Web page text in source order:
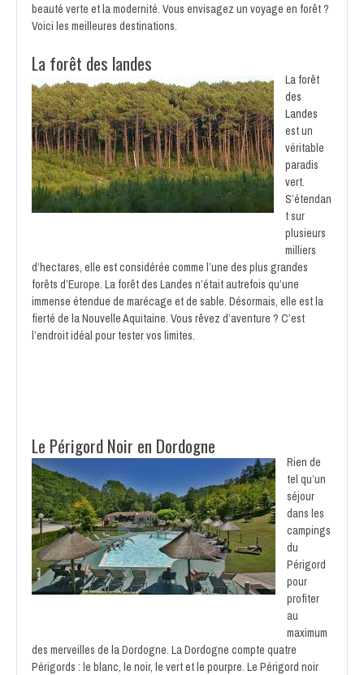
beauté verte et la modernité. Vous envisagez un voyage en forêt ?
Voici les meilleures destinations.
La forêt des landes
La forêt
des
Landes
est un
véritable
paradis
vert.
S’étendan
t sur
plusieurs
milliers
d’hectares, elle est considérée comme l’une des plus grandes
forêts d’Europe. La forêt des Landes n’était autrefois qu’une
immense étendue de marécage et de sable. Désormais, elle est la
fierté de la Nouvelle Aquitaine. Vous rêvez d’aventure ? C’est
l’endroit idéal pour tester vos limites.
Le Périgord Noir en Dordogne
Rien de
tel qu’un
séjour
dans les
campings
du
Périgord
pour
profiter
au
maximum
des merveilles de la Dordogne. La Dordogne compte quatre
Périgords : le blanc, le noir, le vert et le pourpre. Le Périgord noir